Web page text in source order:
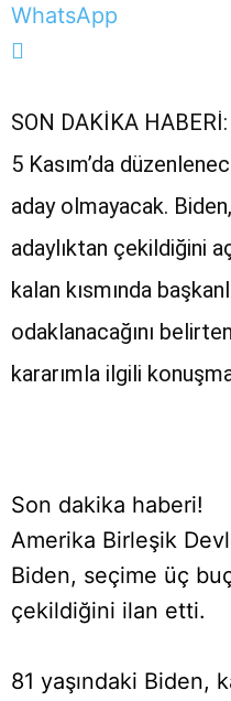
WhatsApp
SON DAKİKA HABERİ:
5 Kasım’da
aday olmayacak.
adaylıktan çekildiğini
kalan kısmında
odaklanacağını
kararımla ilgili
Son dakika haberi!
Amerika Birleşik
Biden, seçime üç
çekildiğini ilan etti.
81 yaşındaki Biden,